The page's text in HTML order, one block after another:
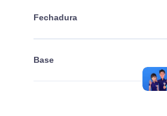
Fechadura
Base